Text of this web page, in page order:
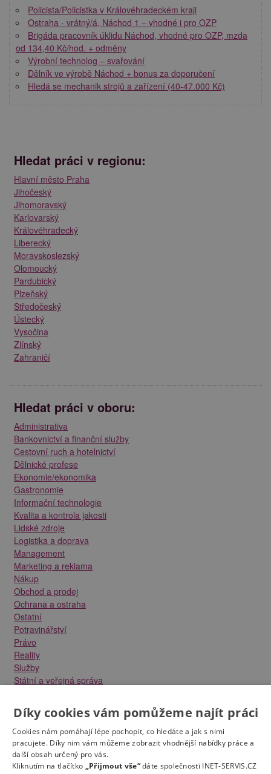
Policista/Policistka v Královéhradeckém kraji
Ostraha - vrátný/á, Náchod 1 – vhodné i pro OZP
Brigáda pracovník úklidu Náchod, vhodné pro OZP, mzda
od 134,40 Kč/hod. + odměny
Výrobní technolog – svařování
Dělník ve výrobě Náchod + bonus za doporučení
Hledá se mechanik strojů a zařízení (40-47.000 Kč)
Hledat práci v regionu:
Hlavní město Praha
Jihočeský
Jihomoravský
Karlovarský
Královéhradecký
Liberecký
Moravskoslezský
Olomoucký
Pardubický
Plzeňský
Středočeský
Ústecký
Vysočina
Zlínský
Zahraničí
Hledat práci v oboru:
Administrativa
Bankovnictví a finanční služby
Cestovní ruch a hotelnictví
Dělnické profese
Ekonomie/ekonomika
Gastronomie
Informační technologie
Kvalita a kontrola jakosti
Lidské zdroje
Logistika a doprava
Management
Marketing a reklama
Nákup
Obchod a prodej
Ochrana a ostraha
Ostatní
Potravinářství
Právo
Reality
Služby
Státní a veřejná správa
Strojírenství
Technika a elektrotechnika
Tvůrčí práce a design
Výroba
Vzdělávání a školství
Zdravotnictví
Díky cookies vám pomůžeme najít práci
Cookies nám pomáhají lépe pochopit, co hledáte a jak s nimi
pracujete. Díky nim vám můžeme zobrazit vhodnější nabídky práce a
další obsah určený pro vás.
Kliknutím na tlačítko „Přijmout vše“dáte společnosti INET-SERVIS.CZ